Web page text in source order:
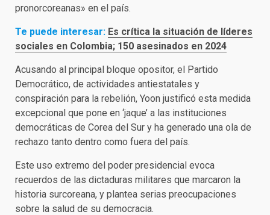
pronorcoreanas» en el país.
Te puede interesar: Es crítica la situación de líderes
sociales en Colombia; 150 asesinados en 2024
Acusando al principal bloque opositor, el Partido
Democrático, de actividades antiestatales y
conspiración para la rebelión, Yoon justificó esta medida
excepcional que pone en ‘jaque’ a las instituciones
democráticas de Corea del Sur y ha generado una ola de
rechazo tanto dentro como fuera del país.
Este uso extremo del poder presidencial evoca
recuerdos de las dictaduras militares que marcaron la
historia surcoreana, y plantea serias preocupaciones
sobre la salud de su democracia.